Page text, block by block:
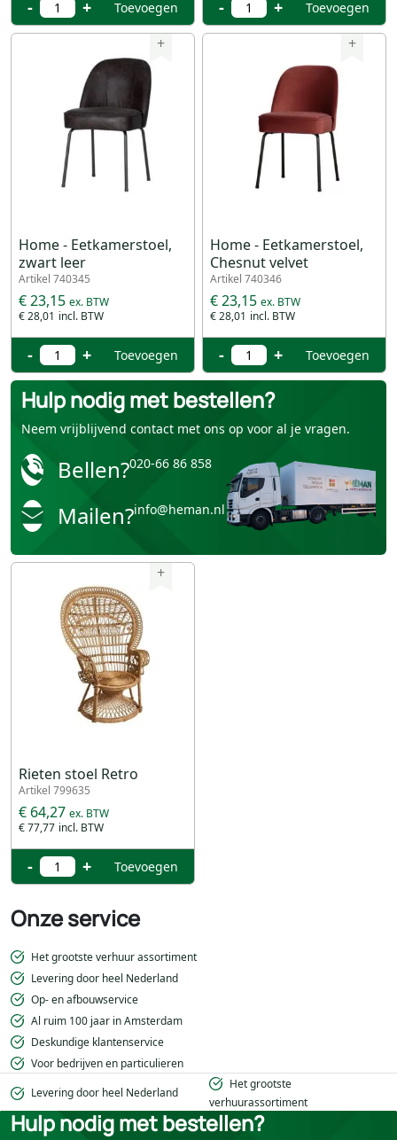
Onze service
Het grootste verhuur assortiment
Levering door heel Nederland
Op- en afbouwservice
Al ruim 100 jaar in Amsterdam
Deskundige klantenservice
Voor bedrijven en particulieren
- + Toevoegen - + Toevoegen
+
Home - Eetkamerstoel,
zwart leer
Artikel 740345
€ 28,01
€ 23,15
- + Toevoegen
+
Home - Eetkamerstoel,
Chesnut velvet
Artikel 740346
€ 28,01
€ 23,15
- + Toevoegen
Hulp nodig met bestellen?
Neem vrijblijvend contact met ons op voor al je vragen.
Bellen?020-66 86 858
Mailen?info@heman.nl
+
Rieten stoel Retro
Artikel 799635
€ 77,77
€ 64,27
- + Toevoegen
Levering door heel Nederland
Het grootste
verhuurassortiment
Hulp nodig met bestellen?